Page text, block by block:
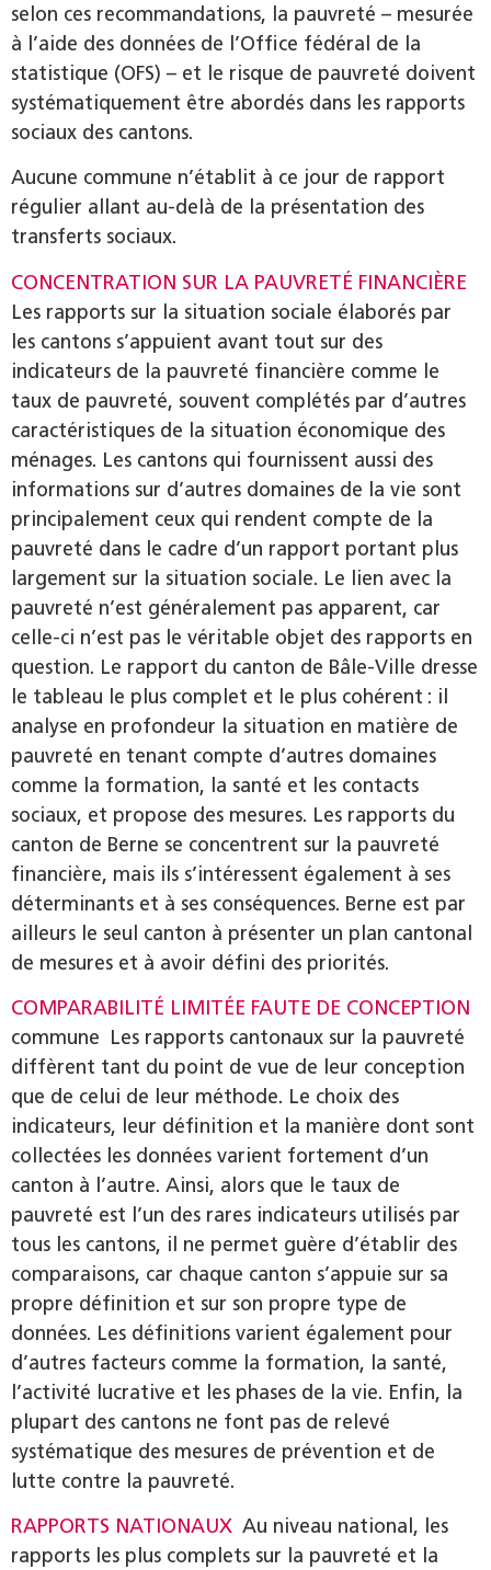
selon ces recommandations, la pauvreté – mesurée
à l’aide des données de l’Office fédéral de la
statistique (OFS) – et le risque de pauvreté doivent
systématiquement être abordés dans les rapports
sociaux des cantons.
Aucune commune n’établit à ce jour de rapport
régulier allant au-delà de la présentation des
transferts sociaux.
CONCENTRATION SUR LA PAUVRETÉ FINANCIÈRE
Les rapports sur la situation sociale élaborés par
les cantons s’appuient avant tout sur des
indicateurs de la pauvreté financière comme le
taux de pauvreté, souvent complétés par d’autres
caractéristiques de la situation économique des
ménages. Les cantons qui fournissent aussi des
informations sur d’autres domaines de la vie sont
principalement ceux qui rendent compte de la
pauvreté dans le cadre d’un rapport portant plus
largement sur la situation sociale. Le lien avec la
pauvreté n’est généralement pas apparent, car
celle-ci n’est pas le véritable objet des rapports en
question. Le rapport du canton de Bâle-Ville dresse
le tableau le plus complet et le plus cohérent : il
analyse en profondeur la situation en matière de
pauvreté en tenant compte d’autres domaines
comme la formation, la santé et les contacts
sociaux, et propose des mesures. Les rapports du
canton de Berne se concentrent sur la pauvreté
financière, mais ils s’intéressent également à ses
déterminants et à ses conséquences. Berne est par
ailleurs le seul canton à présenter un plan cantonal
de mesures et à avoir défini des priorités.
COMPARABILITÉ LIMITÉE FAUTE DE CONCEPTION
commune Les rapports cantonaux sur la pauvreté
diffèrent tant du point de vue de leur conception
que de celui de leur méthode. Le choix des
indicateurs, leur définition et la manière dont sont
collectées les données varient fortement d’un
canton à l’autre. Ainsi, alors que le taux de
pauvreté est l’un des rares indicateurs utilisés par
tous les cantons, il ne permet guère d’établir des
comparaisons, car chaque canton s’appuie sur sa
propre définition et sur son propre type de
données. Les définitions varient également pour
d’autres facteurs comme la formation, la santé,
l’activité lucrative et les phases de la vie. Enfin, la
plupart des cantons ne font pas de relevé
systématique des mesures de prévention et de
lutte contre la pauvreté.
RAPPORTS NATIONAUX Au niveau national, les
rapports les plus complets sur la pauvreté et la